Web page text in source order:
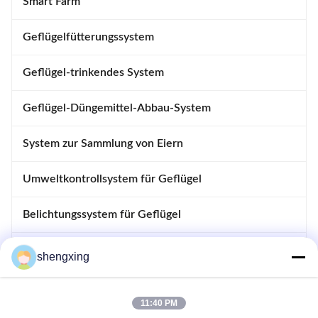
Geflügelfütterungssystem
Geflügel-trinkendes System
Geflügel-Düngemittel-Abbau-System
System zur Sammlung von Eiern
Umweltkontrollsystem für Geflügel
Belichtungssystem für Geflügel
Kontrollsystem für Geflügel
shengxing
11:40 PM